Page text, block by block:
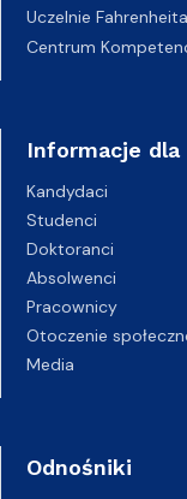
Uczelnie Fahrenheita
Centrum
Informacje dla
Kandydaci
Studenci
Doktoranci
Absolwenci
Pracownicy
Otoczenie
Media
Odnośniki